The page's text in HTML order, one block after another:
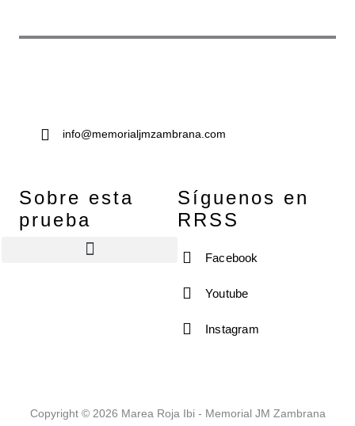
info@memorialjmzambrana.com
Sobre esta
prueba
Síguenos en
RRSS
Facebook
Youtube
Instagram
Copyright © 2026 Marea Roja Ibi - Memorial JM Zambrana